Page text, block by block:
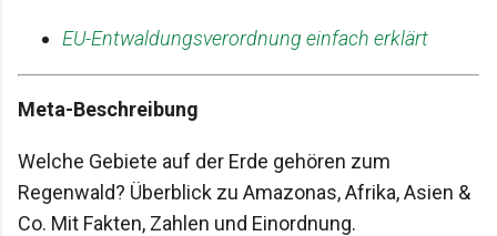
EU-Entwaldungsverordnung einfach erklärt
Meta-Beschreibung
Welche Gebiete auf der Erde gehören zum
Regenwald? Überblick zu Amazonas, Afrika, Asien &
Co. Mit Fakten, Zahlen und Einordnung.